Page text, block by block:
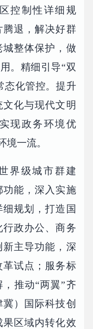
控制性详细规
退，解决好群
整体保护，做
。精细引导“双
态化管控。提升
化与现代文明
现政务环境优
境一流。
界级城市群建
能，深入实施
规划，打造国
政办公、商务
主导功能，深
试点；服务标
推动“两翼”齐
）国际科技创
区域内转化效